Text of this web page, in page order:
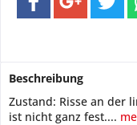
Beschreibung
Zustand: Risse an der
ist nicht ganz fest....